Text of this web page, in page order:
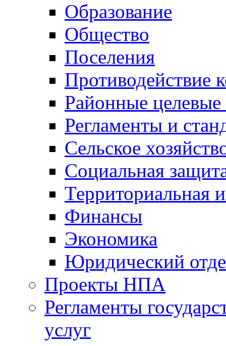
Образование
Общество
Поселения
Противодействие
Районные
Регламенты и
Сельское
Социальная
Территориальная
Финансы
Экономика
Юридический
Проекты НПА
Регламенты
услуг